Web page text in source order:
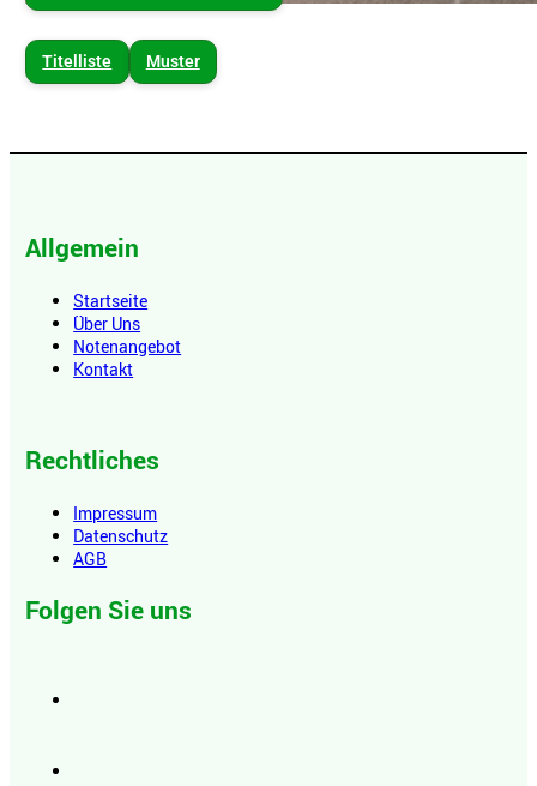
Titelliste Muster
Allgemein
Startseite
Über Uns
Notenangebot
Kontakt
Rechtliches
Impressum
Datenschutz
AGB
Folgen Sie uns